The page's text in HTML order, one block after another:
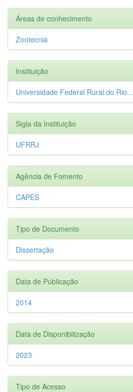
Áreas de conhecimento
Zootecnia
Instituição
Universidade Federal Rural do Rio...
Sigla da Instituição
UFRRJ
Agência de Fomento
CAPES
Tipo de Documento
Dissertação
Data de Publicação
2014
Data de Disponibilização
2023
Tipo de Acesso